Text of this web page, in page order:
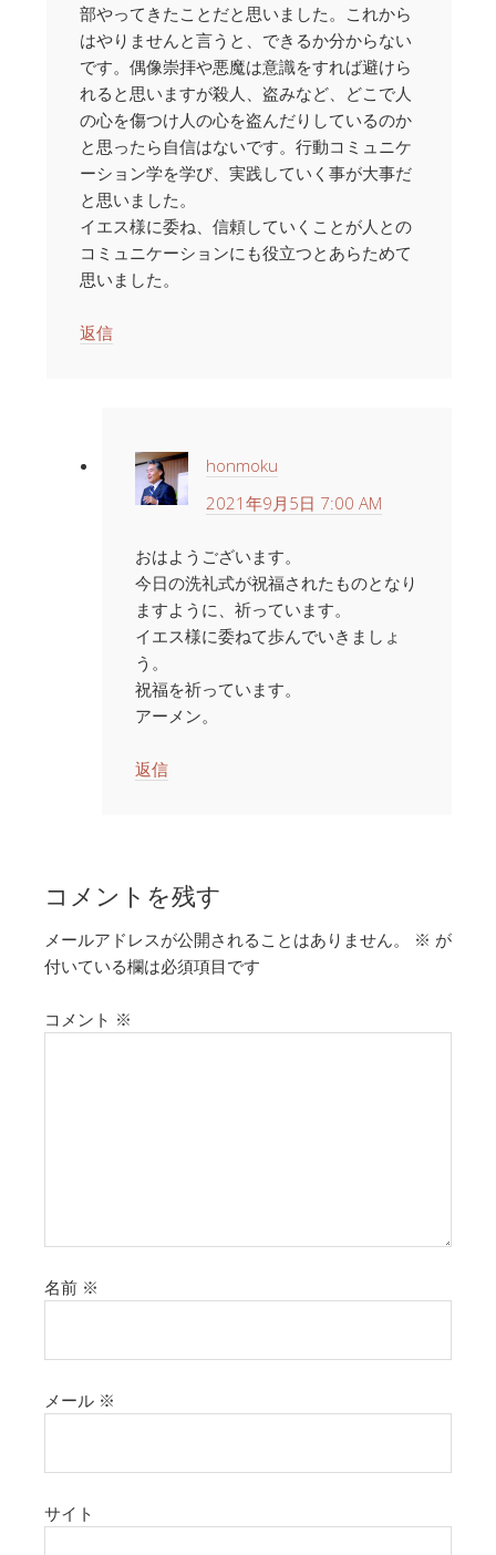
部やってきたことだと思いました。これから
はやりませんと言うと、できるか分からない
です。偶像崇拝や悪魔は意識をすれば避けら
れると思いますが殺人、盗みなど、どこで人
の心を傷つけ人の心を盗んだりしているのか
と思ったら自信はないです。行動コミュニケ
ーション学を学び、実践していく事が大事だ
と思いました。
イエス様に委ね、信頼していくことが人との
コミュニケーションにも役立つとあらためて
思いました。
返信
honmoku
2021年9月5日 7:00 AM
おはようございます。
今日の洗礼式が祝福されたものとなり
ますように、祈っています。
イエス様に委ねて歩んでいきましょ
う。
祝福を祈っています。
アーメン。
返信
コメントを残す
メールアドレスが公開されることはありません。 ※ が
付いている欄は必須項目です
コメント ※
名前 ※
メール ※
サイト